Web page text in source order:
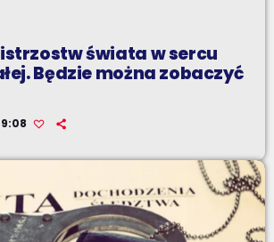
świata w sercu
Będzie można zobaczyć